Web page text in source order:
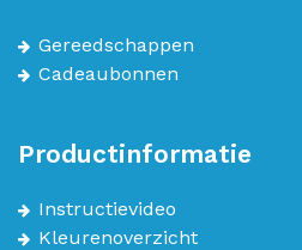
Gereedschappen
Cadeaubonnen
Productinformatie
Instructievideo
Kleurenoverzicht